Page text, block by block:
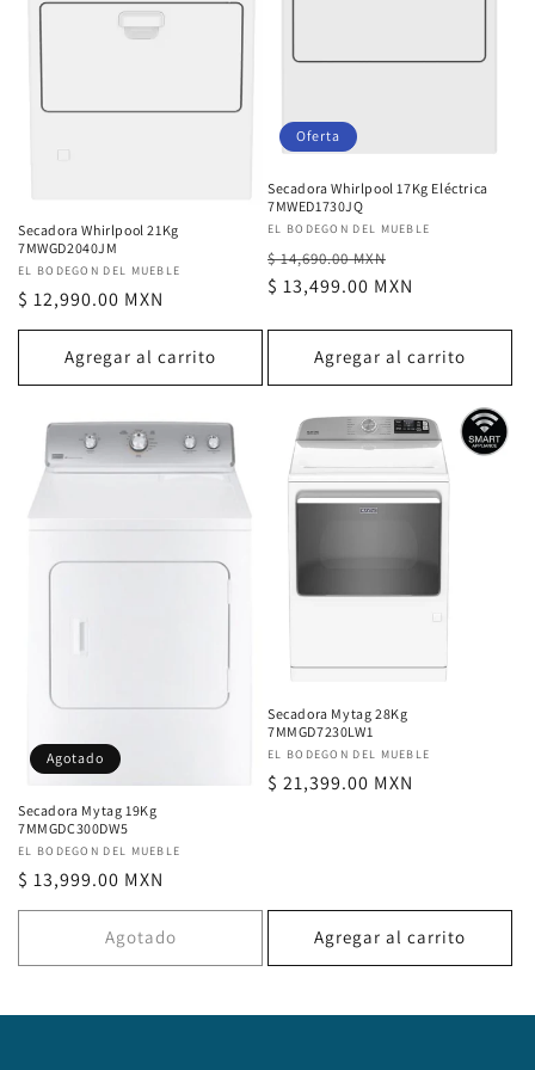
Secadora Whirlpool 21Kg
7MWGD2040JM
Proveedor:
EL BODEGON DEL MUEBLE
Precio
habitual
$ 12,990.00 MXN
Agregar al carrito
Oferta
Secadora Whirlpool 17Kg Eléctrica
7MWED1730JQ
Proveedor:
EL BODEGON DEL MUEBLE
Precio
habitual
$ 14,690.00 MXN
de
$ 13,499.00 MXN
Agregar al carrito
Agotado
Secadora Mytag 19Kg
7MMGDC300DW5
Proveedor:
EL BODEGON DEL MUEBLE
Precio
habitual
$ 13,999.00 MXN
Agotado
Secadora Mytag 28Kg
7MMGD7230LW1
Proveedor:
EL BODEGON DEL MUEBLE
Precio
$ 21,399.00 MXN
Agregar al carrito